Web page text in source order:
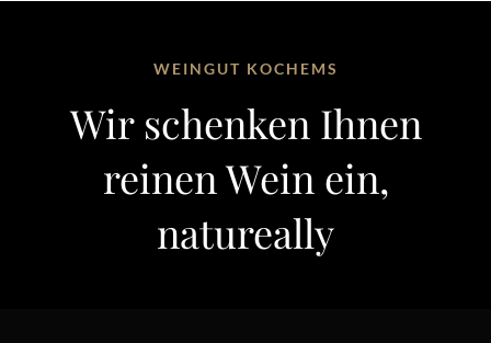
WEINGUT KOCHEMS
Wir schenken Ihnen
reinen Wein ein,
natureally